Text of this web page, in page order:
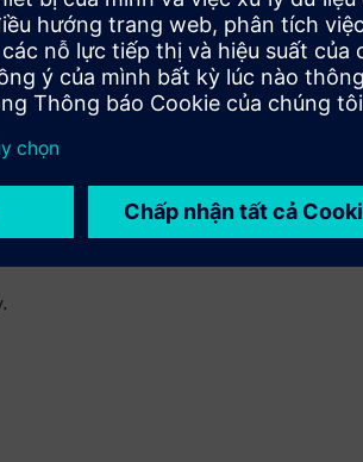
nhất định. Kích thước và vật liệu,
mục đích của vỏ bọc.
công nghiệp. Nó phục vụ để đảm
Nhiều vỏ có thể được kết nối và kết